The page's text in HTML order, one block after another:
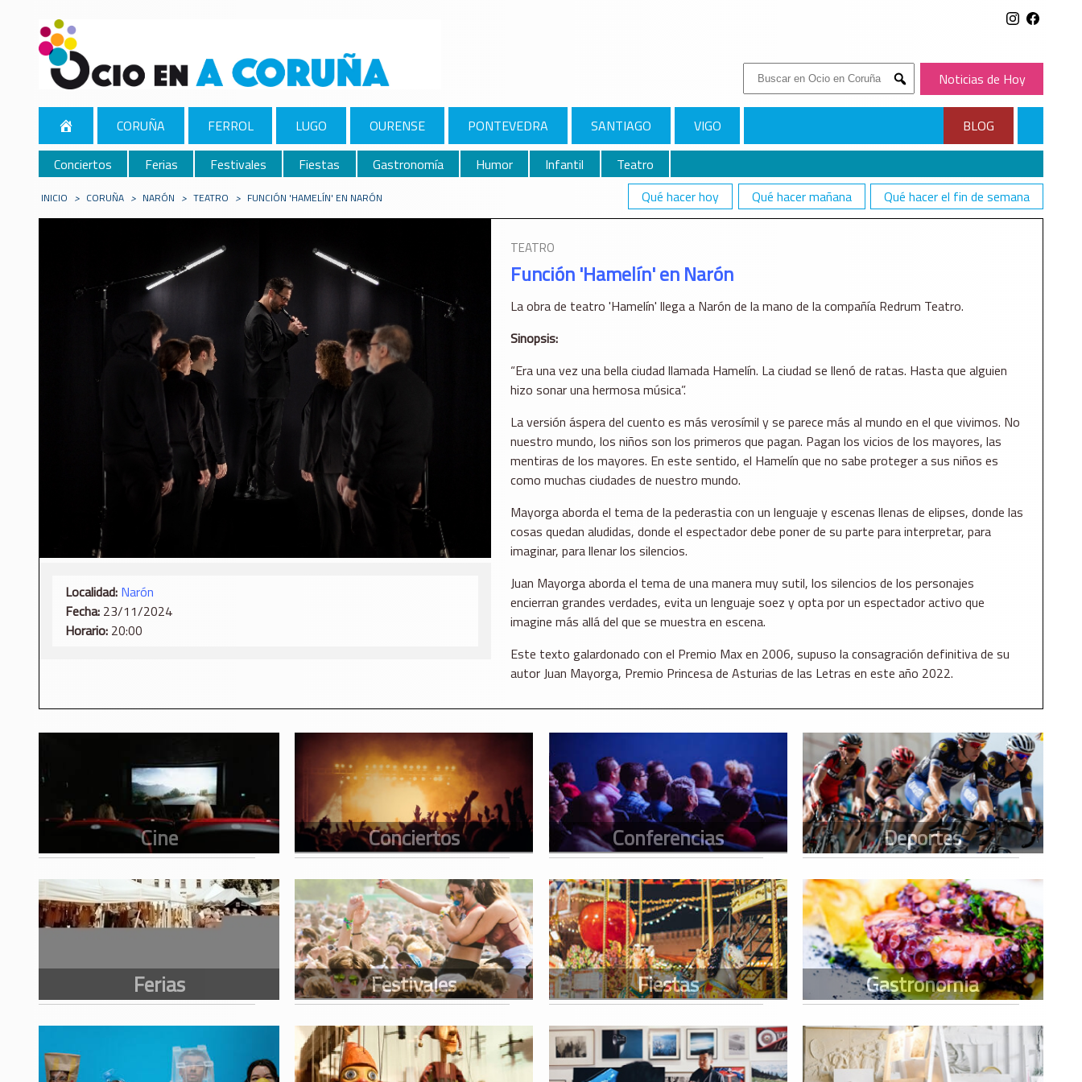
Buscar:
Submit
Noticias de Hoy
CORUÑA FERROL LUGO OURENSE PONTEVEDRA SANTIAGO VIGO
BLOG
Conciertos
Ferias Festivales Fiestas Gastronomía Humor Infantil
Teatro
Qué hacer hoy
Qué hacer mañana Qué hacer el fin de semana
INICIO > CORUÑA > NARÓN > TEATRO > FUNCIÓN 'HAMELÍN' EN NARÓN
Localidad: Narón
Fecha: 23/11/2024
Horario: 20:00
TEATRO
Función 'Hamelín' en Narón
La obra de teatro 'Hamelín' llega a Narón de la mano de la compañía Redrum Teatro.
Sinopsis:
“Era una vez una bella ciudad llamada Hamelín. La ciudad se llenó de ratas. Hasta que alguien
hizo sonar una hermosa música”.
La versión áspera del cuento es más verosímil y se parece más al mundo en el que vivimos. No
nuestro mundo, los niños son los primeros que pagan. Pagan los vicios de los mayores, las
mentiras de los mayores. En este sentido, el Hamelín que no sabe proteger a sus niños es
como muchas ciudades de nuestro mundo.
Mayorga aborda el tema de la pederastia con un lenguaje y escenas llenas de elipses, donde las
cosas quedan aludidas, donde el espectador debe poner de su parte para interpretar, para
imaginar, para llenar los silencios.
Juan Mayorga aborda el tema de una manera muy sutil, los silencios de los personajes
encierran grandes verdades, evita un lenguaje soez y opta por un espectador activo que
imagine más allá del que se muestra en escena.
Este texto galardonado con el Premio Max en 2006, supuso la consagración definitiva de su
autor Juan Mayorga, Premio Princesa de Asturias de las Letras en este año 2022.